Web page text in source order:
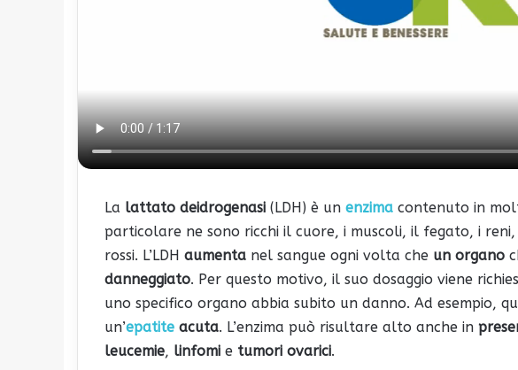
La lattato deidrogenasi (LDH) è un enzima contenuto in
particolare ne sono ricchi il cuore, i muscoli, il fegato, i
rossi. L’LDH aumenta nel sangue ogni volta che un organo
danneggiato. Per questo motivo, il suo dosaggio viene
uno specifico organo abbia subito un danno. Ad esempio,
un’epatite acuta. L’enzima può risultare alto anche in
leucemie, linfomi e tumori ovarici.